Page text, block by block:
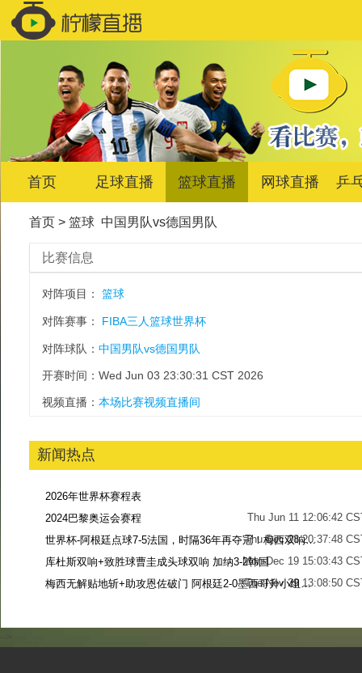
首页 足球直播 篮球直播 网球直播 乒
首页> 篮球 中国男队vs德国男队
比赛信息
对阵项目： 篮球
对阵赛事： FIBA三人篮球世界杯
对阵球队： 中国男队vs德国男队
开赛时间：Wed Jun 03 23:30:31 CST 2026
视频直播： 本场比赛视频直播间
新闻热点
2026年世界杯赛程表
Thu Jun 11 12:06:42
2024巴黎奥运会赛程
Thu Dec 28 20:37:48
世界杯-阿根廷点球7-5法国，时隔36年再夺冠！梅西双响姆巴佩戴帽
Mon Dec 19 15:03:43
库杜斯双响+致胜球曹圭成头球双响 加纳3-2韩国
Tue Nov 29 13:08:50
梅西无解贴地斩+助攻恩佐破门 阿根廷2-0墨西哥升小组第二